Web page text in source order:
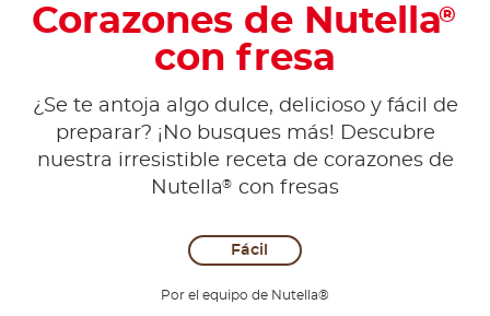
Corazones de Nutella®
con fresa
¿Se te antoja algo dulce, delicioso y fácil de
preparar? ¡No busques más! Descubre
nuestra irresistible receta de corazones de
Nutella® con fresas
Fácil
Por el equipo de Nutella®